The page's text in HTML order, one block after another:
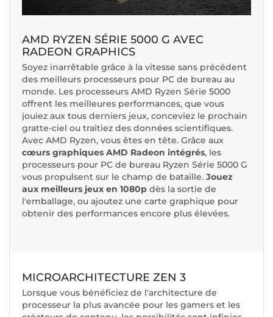
AMD RYZEN SÉRIE 5000 G AVEC
RADEON GRAPHICS
Soyez inarrêtable grâce à la vitesse sans précédent
des meilleurs processeurs pour PC de bureau au
monde. Les processeurs AMD Ryzen Série 5000
offrent les meilleures performances, que vous
jouiez aux tous derniers jeux, conceviez le prochain
gratte-ciel ou traitiez des données scientifiques.
Avec AMD Ryzen, vous êtes ​en tête. Grâce aux
cœurs graphiques AMD Radeon intégrés, les
processeurs pour PC de bureau Ryzen Série 5000 G
vous propulsent sur le champ de bataille. Jouez
aux meilleurs jeux en 1080p dès la sortie de
l'emballage, ou ajoutez une carte graphique pour
obtenir des performances encore plus élevées.
MICROARCHITECTURE ZEN 3
Lorsque vous bénéficiez de l'architecture de
processeur la plus avancée pour les gamers et les